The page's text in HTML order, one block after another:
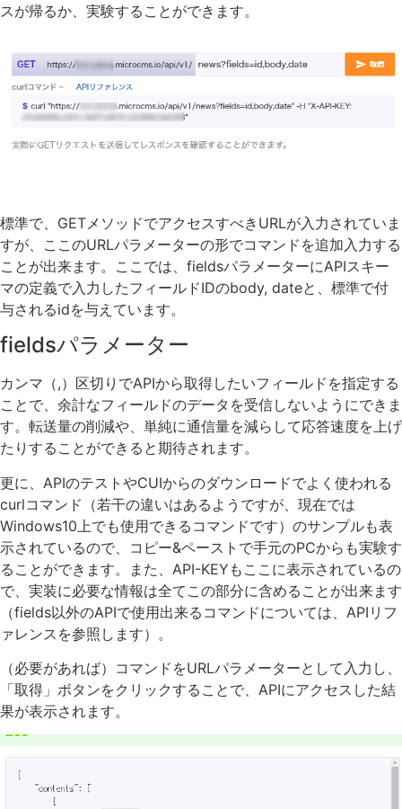
スが帰るか、実験することができます。
標準で、GETメソッドでアクセスすべきURLが入力されていま
すが、ここのURLパラメーターの形でコマンドを追加入力する
ことが出来ます。ここでは、fieldsパラメーターにAPIスキー
マの定義で入力したフィールドIDのbody, dateと、標準で付
与されるidを与えています。
fieldsパラメーター
カンマ（,）区切りでAPIから取得したいフィールドを指定する
ことで、余計なフィールドのデータを受信しないようにできま
す。転送量の削減や、単純に通信量を減らして応答速度を上げ
たりすることができると期待されます。
更に、APIのテストやCUIからのダウンロードでよく使われる
curlコマンド（若干の違いはあるようですが、現在では
Windows10上でも使用できるコマンドです）のサンプルも表
示されているので、コピー&ペーストで手元のPCからも実験す
ることができます。また、API-KEYもここに表示されているの
で、実装に必要な情報は全てこの部分に含めることが出来ます
（fields以外のAPIで使用出来るコマンドについては、APIリフ
ァレンスを参照します）。
（必要があれば）コマンドをURLパラメーターとして入力し、
「取得」ボタンをクリックすることで、APIにアクセスした結
果が表示されます。